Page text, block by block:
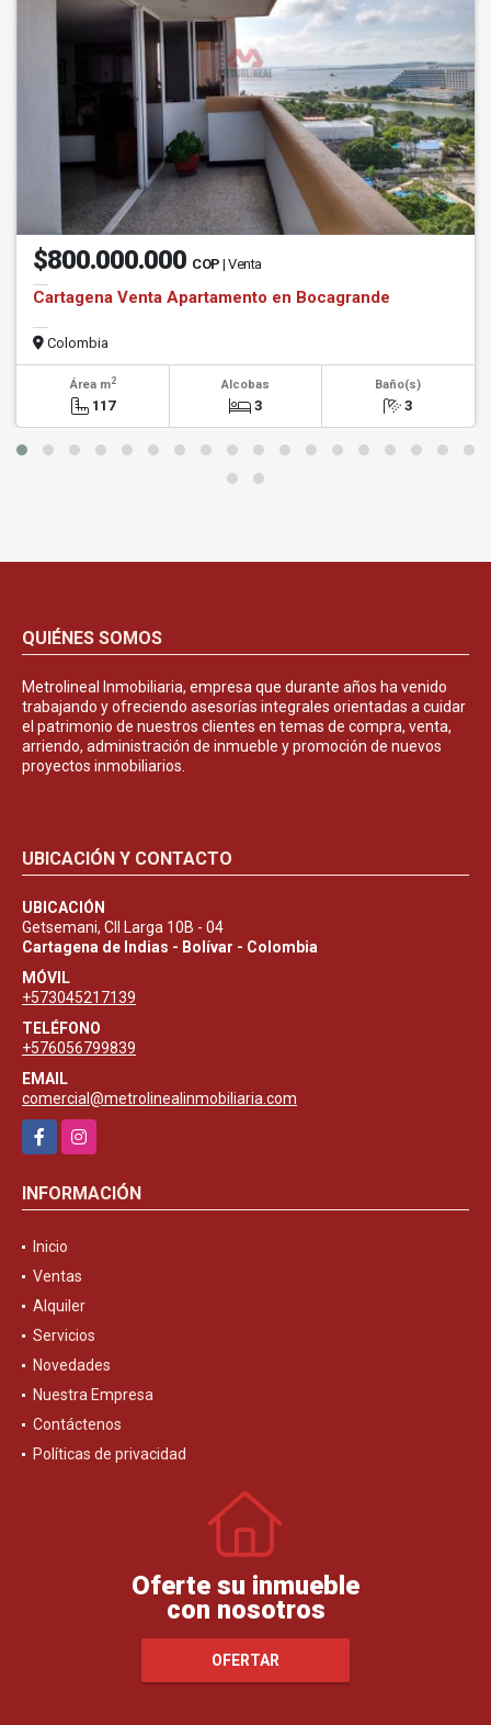
$800.000.000 COP | Venta
Cartagena Venta Apartamento en Bocagrande
Colombia
Área m2
117
Alcobas
3
Baño(s)
3
QUIÉNES SOMOS
Metrolineal Inmobiliaria, empresa que durante años ha venido
trabajando y ofreciendo asesorías integrales orientadas a cuidar
el patrimonio de nuestros clientes en temas de compra, venta,
arriendo, administración de inmueble y promoción de nuevos
proyectos inmobiliarios.
UBICACIÓN Y CONTACTO
UBICACIÓN
Getsemani, Cll Larga 10B - 04
Cartagena de Indias - Bolívar - Colombia
MÓVIL
+573045217139
TELÉFONO
+576056799839
EMAIL
comercial@metrolinealinmobiliaria.com
FacebookInstagram
INFORMACIÓN
Inicio
Ventas
Alquiler
Servicios
Novedades
Nuestra Empresa
Contáctenos
Políticas de privacidad
Oferte su inmueble
con nosotros
OFERTAR